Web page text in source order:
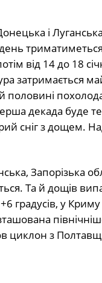
і
від 14 до 18
затримається
половині
декада буде
сніг з дощем.
Запорізька
Та й дощів
градусів, у
циклон з